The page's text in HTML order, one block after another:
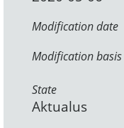
Modification date
Modification basis
State
Aktualus